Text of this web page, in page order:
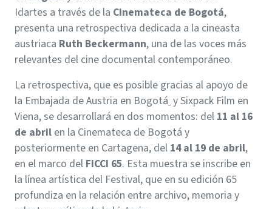
Idartes a través de la Cinemateca de Bogotá,
presenta una retrospectiva dedicada a la cineasta
austriaca Ruth Beckermann, una de las voces más
relevantes del cine documental contemporáneo.
La retrospectiva, que es posible gracias al apoyo de
la Embajada de Austria en Bogotá y Sixpack Film en
Viena, se desarrollará en dos momentos: del 11 al 16
de abril en la Cinemateca de Bogotá y
posteriormente en Cartagena, del 14 al 19 de abril,
en el marco del FICCI 65. Esta muestra se inscribe en
la línea artística del Festival, que en su edición 65
profundiza en la relación entre archivo, memoria y